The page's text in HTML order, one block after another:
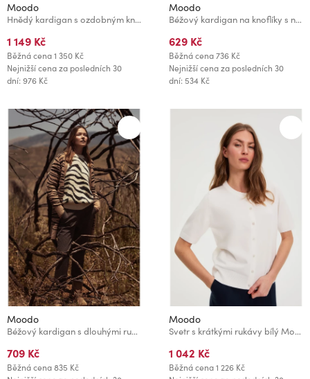
Moodo
Hnědý kardigan s ozdobným knoflíkem Moodo
1 149 Kč
Běžná cena1 350 Kč
Nejnižší cena za posledních 30
dní: 976 Kč
Moodo
Béžový kardigan na knoflíky s nadýchnutými rukávy Moodo
629 Kč
Běžná cena736 Kč
Nejnižší cena za posledních 30
dní: 534 Kč
Moodo
Béžový kardigan s dlouhými rukávy se zvířecím vzorem Moodo
709 Kč
Běžná cena835 Kč
Moodo
Svetr s krátkými rukávy bílý Moodo
1 042 Kč
Běžná cena1 226 Kč